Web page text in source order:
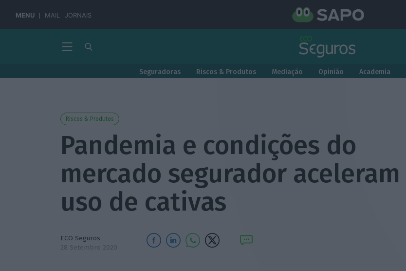
MENU MAIL JORNAIS
Seguradoras Riscos & Produtos Mediação Opinião Academia
Riscos & Produtos
Pandemia e condições do
mercado segurador aceleram
uso de cativas
ECO Seguros
28 Setembro 2020